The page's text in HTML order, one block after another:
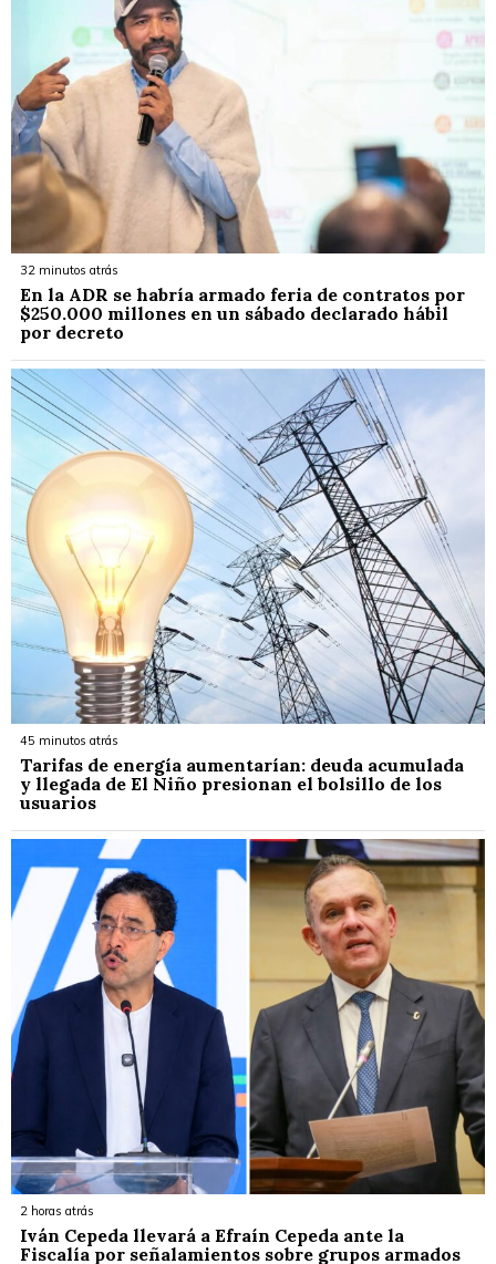
32 minutos atrás
En la ADR se habría armado feria de contratos por
$250.000 millones en un sábado declarado hábil
por decreto
45 minutos atrás
Tarifas de energía aumentarían: deuda acumulada
y llegada de El Niño presionan el bolsillo de los
usuarios
2 horas atrás
Iván Cepeda llevará a Efraín Cepeda ante la
Fiscalía por señalamientos sobre grupos armados